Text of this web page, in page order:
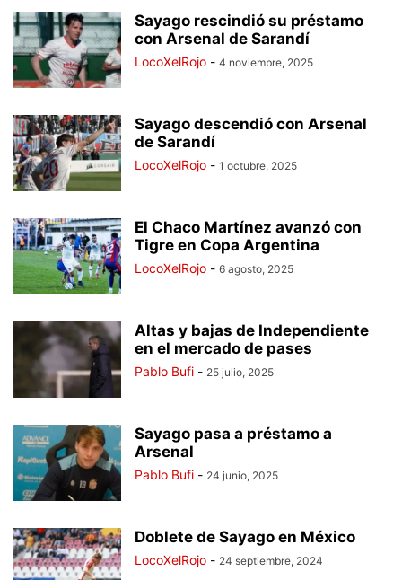
Sayago rescindió su préstamo
con Arsenal de Sarandí
LocoXelRojo - 4 noviembre, 2025
Sayago descendió con Arsenal
de Sarandí
LocoXelRojo - 1 octubre, 2025
El Chaco Martínez avanzó con
Tigre en Copa Argentina
LocoXelRojo - 6 agosto, 2025
Altas y bajas de Independiente
en el mercado de pases
Pablo Bufi - 25 julio, 2025
Sayago pasa a préstamo a
Arsenal
Pablo Bufi - 24 junio, 2025
Doblete de Sayago en México
LocoXelRojo - 24 septiembre, 2024